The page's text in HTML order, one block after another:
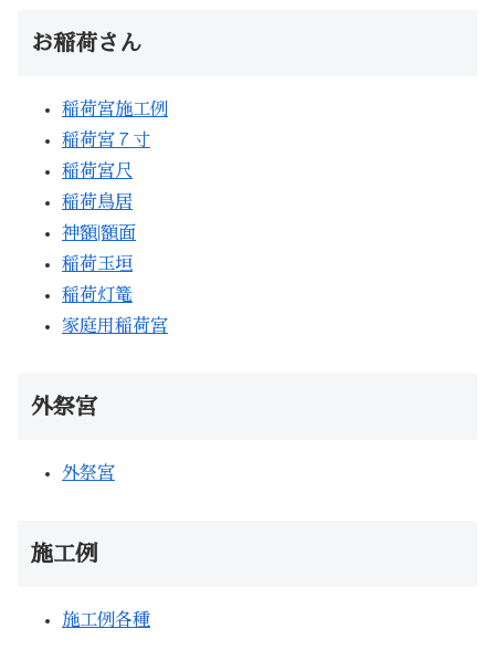
お稲荷さん
稲荷宮施工例
稲荷宮７寸
稲荷宮尺
稲荷鳥居
神額|額面
稲荷玉垣
稲荷灯篭
家庭用稲荷宮
外祭宮
外祭宮
施工例
施工例各種